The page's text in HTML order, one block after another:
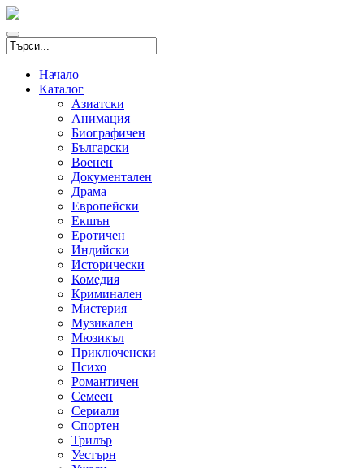
Начало
Каталог
Азиатски
Анимация
Биографичен
Български
Военен
Документален
Драма
Европейски
Екшън
Еротичен
Индийски
Исторически
Комедия
Криминален
Мистерия
Музикален
Мюзикъл
Приключенски
Психо
Романтичен
Семеен
Сериали
Спортен
Трилър
Уестърн